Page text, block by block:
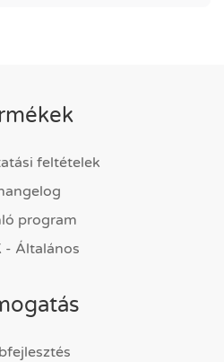
feltételek
program
- Általános